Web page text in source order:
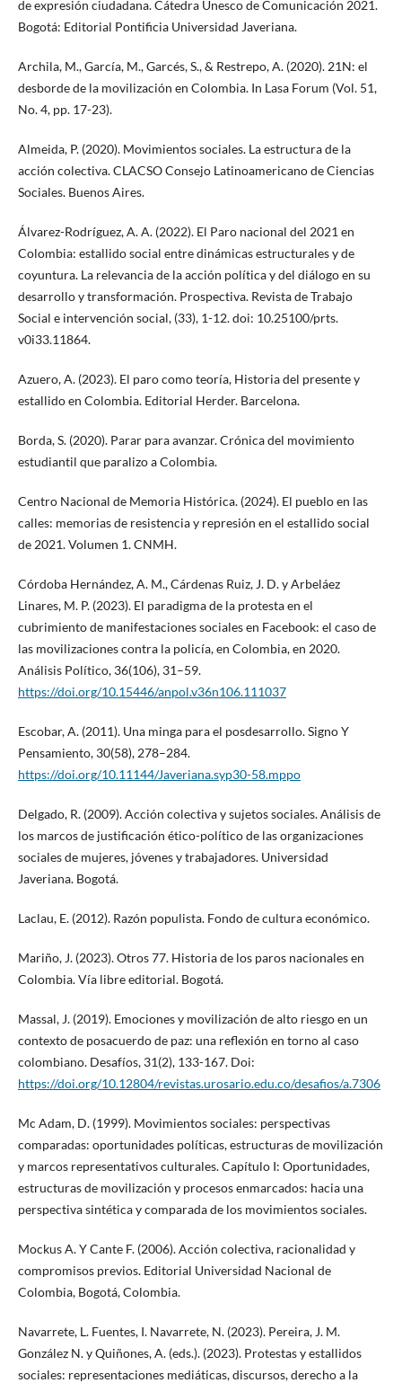
de expresión ciudadana. Cátedra Unesco de Comunicación 2021.
Bogotá: Editorial Pontificia Universidad Javeriana.
Archila, M., García, M., Garcés, S., & Restrepo, A. (2020). 21N: el
desborde de la movilización en Colombia. In Lasa Forum (Vol. 51,
No. 4, pp. 17-23).
Almeida, P. (2020). Movimientos sociales. La estructura de la
acción colectiva. CLACSO Consejo Latinoamericano de Ciencias
Sociales. Buenos Aires.
Álvarez-Rodríguez, A. A. (2022). El Paro nacional del 2021 en
Colombia: estallido social entre dinámicas estructurales y de
coyuntura. La relevancia de la acción política y del diálogo en su
desarrollo y transformación. Prospectiva. Revista de Trabajo
Social e intervención social, (33), 1-12. doi: 10.25100/prts.
v0i33.11864.
Azuero, A. (2023). El paro como teoría, Historia del presente y
estallido en Colombia. Editorial Herder. Barcelona.
Borda, S. (2020). Parar para avanzar. Crónica del movimiento
estudiantil que paralizo a Colombia.
Centro Nacional de Memoria Histórica. (2024). El pueblo en las
calles: memorias de resistencia y represión en el estallido social
de 2021. Volumen 1. CNMH.
Córdoba Hernández, A. M., Cárdenas Ruiz, J. D. y Arbeláez
Linares, M. P. (2023). El paradigma de la protesta en el
cubrimiento de manifestaciones sociales en Facebook: el caso de
las movilizaciones contra la policía, en Colombia, en 2020.
Análisis Político, 36(106), 31–59.
https://doi.org/10.15446/anpol.v36n106.111037
Escobar, A. (2011). Una minga para el posdesarrollo. Signo Y
Pensamiento, 30(58), 278–284.
https://doi.org/10.11144/Javeriana.syp30-58.mppo
Delgado, R. (2009). Acción colectiva y sujetos sociales. Análisis de
los marcos de justificación ético-político de las organizaciones
sociales de mujeres, jóvenes y trabajadores. Universidad
Javeriana. Bogotá.
Laclau, E. (2012). Razón populista. Fondo de cultura económico.
Mariño, J. (2023). Otros 77. Historia de los paros nacionales en
Colombia. Vía libre editorial. Bogotá.
Massal, J. (2019). Emociones y movilización de alto riesgo en un
contexto de posacuerdo de paz: una reflexión en torno al caso
colombiano. Desafíos, 31(2), 133-167. Doi:
https://doi.org/10.12804/revistas.urosario.edu.co/desafios/a.7306
Mc Adam, D. (1999). Movimientos sociales: perspectivas
comparadas: oportunidades políticas, estructuras de movilización
y marcos representativos culturales. Capítulo I: Oportunidades,
estructuras de movilización y procesos enmarcados: hacia una
perspectiva sintética y comparada de los movimientos sociales.
Mockus A. Y Cante F. (2006). Acción colectiva, racionalidad y
compromisos previos. Editorial Universidad Nacional de
Colombia, Bogotá, Colombia.
Navarrete, L. Fuentes, I. Navarrete, N. (2023). Pereira, J. M.
González N. y Quiñones, A. (eds.). (2023). Protestas y estallidos
sociales: representaciones mediáticas, discursos, derecho a la